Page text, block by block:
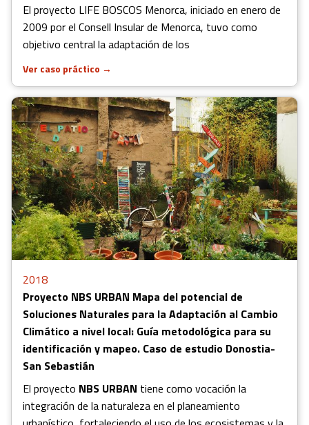
El proyecto LIFE BOSCOS Menorca, iniciado en enero de
2009 por el Consell Insular de Menorca, tuvo como
objetivo central la adaptación de los
Ver caso práctico →
2018
Proyecto NBS URBAN Mapa del potencial de
Soluciones Naturales para la Adaptación al Cambio
Climático a nivel local: Guía metodológica para su
identificación y mapeo. Caso de estudio Donostia-
San Sebastián
El proyecto NBS URBAN tiene como vocación la
integración de la naturaleza en el planeamiento